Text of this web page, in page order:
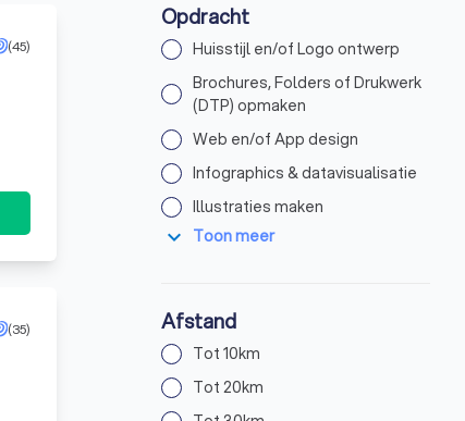
(45)
(35)
Opdracht
Huisstijl en/of Logo ontwerp
Brochures, Folders of Drukwerk
(DTP) opmaken
Web en/of App design
Infographics & datavisualisatie
Illustraties maken
expand_more Toon meer
Afstand
Tot 10km
Tot 20km